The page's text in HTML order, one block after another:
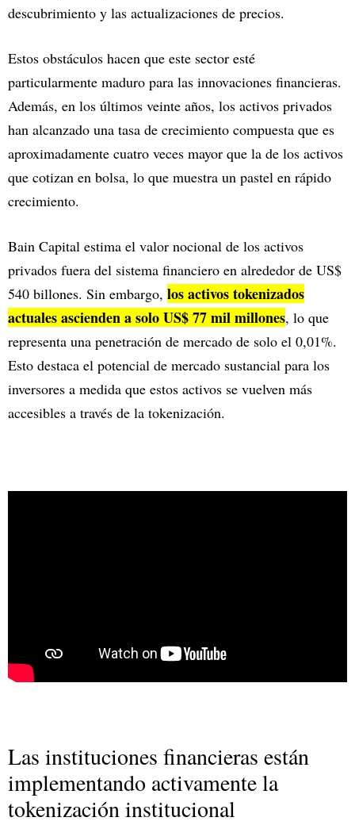
descubrimiento y las actualizaciones de precios.
Estos obstáculos hacen que este sector esté
particularmente maduro para las innovaciones financieras.
Además, en los últimos veinte años, los activos privados
han alcanzado una tasa de crecimiento compuesta que es
aproximadamente cuatro veces mayor que la de los activos
que cotizan en bolsa, lo que muestra un pastel en rápido
crecimiento.
Bain Capital estima el valor nocional de los activos
privados fuera del sistema financiero en alrededor de US$
540 billones. Sin embargo, los activos tokenizados
actuales ascienden a solo US$ 77 mil millones, lo que
representa una penetración de mercado de solo el 0,01%.
Esto destaca el potencial de mercado sustancial para los
inversores a medida que estos activos se vuelven más
accesibles a través de la tokenización.
Las instituciones financieras están
implementando activamente la
tokenización institucional